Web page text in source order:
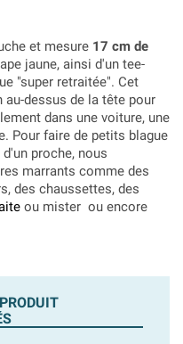
et mesure 17 cm de
jaune, ainsi d'un tee-
"super retraitée". Cet
dessus de la tête pour
dans une voiture, une
Pour faire de petits blague
d'un proche, nous
marrants comme des
des chaussettes, des
ou mister ou encore